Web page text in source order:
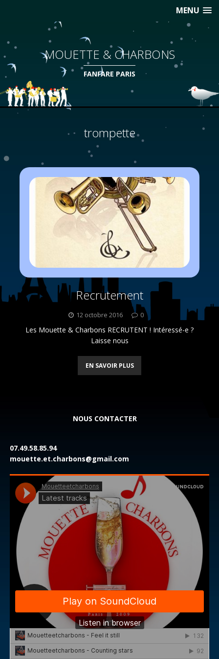
MENU
MOUETTE & CHARBONS
FANFARE PARIS
trompette
Recrutement
12 octobre 2016 0
Les Mouette & Charbons RECRUTENT ! Intéressé-e ?
Laisse nous
EN SAVOIR PLUS
NOUS CONTACTER
07.49.58.85.94
mouette.et.charbons@gmail.com